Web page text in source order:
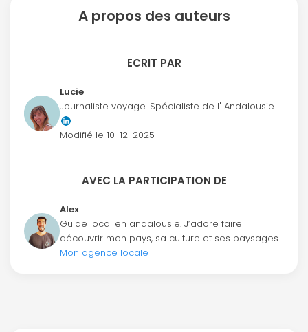
A propos des auteurs
ECRIT PAR
Lucie
Journaliste voyage. Spécialiste de l' Andalousie.
Modifié le 10-12-2025
AVEC LA PARTICIPATION DE
Alex
Guide local en andalousie. J’adore faire
découvrir mon pays, sa culture et ses paysages.
Mon agence locale